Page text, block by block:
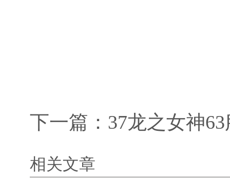
下一篇： 37龙之女神
相关文章